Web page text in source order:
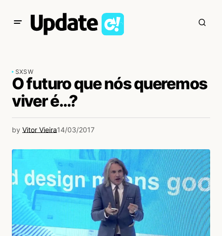
SXSW
O futuro que nós queremos
viver é…?
by Vitor Vieira14/03/2017